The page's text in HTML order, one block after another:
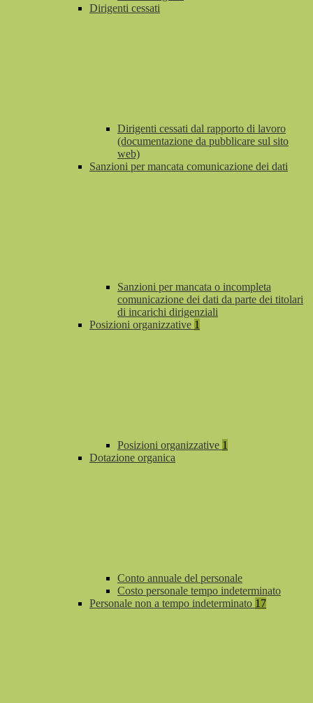
Dirigenti cessati
Dirigenti cessati dal rapporto di lavoro
(documentazione da pubblicare sul sito
web)
Sanzioni per mancata comunicazione dei dati
Sanzioni per mancata o incompleta
comunicazione dei dati da parte dei titolari
di incarichi dirigenziali
Posizioni organizzative 1
Posizioni organizzative 1
Dotazione organica
Conto annuale del personale
Costo personale tempo indeterminato
Personale non a tempo indeterminato 17